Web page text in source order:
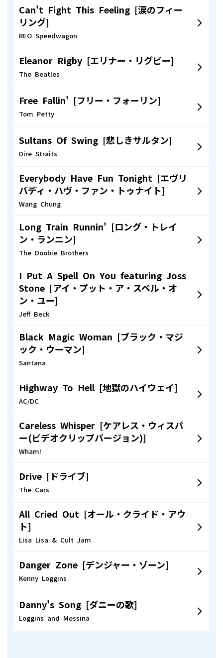
Can't Fight This Feeling [涙のフィー
リング]
REO Speedwagon
Eleanor Rigby [エリナー・リグビー]
The Beatles
Free Fallin' [フリー・フォーリン]
Tom Petty
Sultans Of Swing [悲しきサルタン]
Dire Straits
Everybody Have Fun Tonight [エヴリ
バディ・ハヴ・ファン・トゥナイト]
Wang Chung
Long Train Runnin' [ロング・トレイ
ン・ランニン]
The Doobie Brothers
I Put A Spell On You featuring Joss
Stone [アイ・プット・ア・スペル・オ
ン・ユー]
Jeff Beck
Black Magic Woman [ブラック・マジ
ック・ウーマン]
Santana
Highway To Hell [地獄のハイウェイ]
AC/DC
Careless Whisper [ケアレス・ウィスパ
ー(ビデオクリップバージョン)]
Wham!
Drive [ドライブ]
The Cars
All Cried Out [オール・クライド・アウ
ト]
Lisa Lisa & Cult Jam
Danger Zone [デンジャー・ゾーン]
Kenny Loggins
Danny's Song [ダニーの歌]
Loggins and Messina